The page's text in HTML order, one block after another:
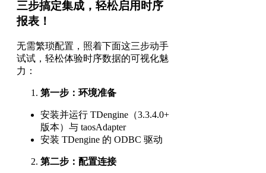
三步搞定集成，轻松启用时序
报表！
无需繁琐配置，照着下面这三步动手
试试，轻松体验时序数据的可视化魅
力：
第一步：环境准备
安装并运行 TDengine（3.3.4.0+
版本）与 taosAdapter
安装 TDengine 的 ODBC 驱动
第二步：配置连接